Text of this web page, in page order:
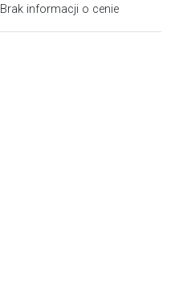
Brak informacji o cenie